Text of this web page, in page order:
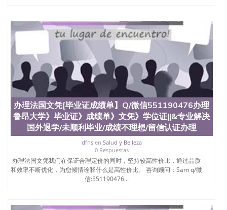
办理法国文凭[毕业证成绩单】Q/微信551190476办理
鲁昂大学》毕业证》成绩单》文凭》学位证||&专业解决
国外退学/未顺利毕业/成绩不理想/留信认证办理
dfnsen Salud y Belleza
0 Respuestas
办理法国文凭我们在保证合理定价的同时，坚持较高性价比，通过品质
和效率不断优化，为您倾情诠释什么是高性价比。 咨询顾问：Sam q/微
信:551190476...